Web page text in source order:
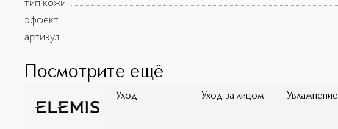
тип кожи
эффект
артикул
Посмотрите ещё
Уход Уход за лицом Увлажнение